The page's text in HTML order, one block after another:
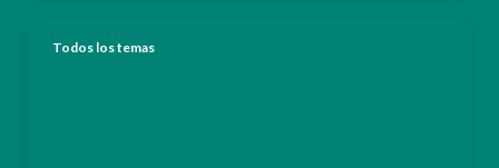
Todos los temas